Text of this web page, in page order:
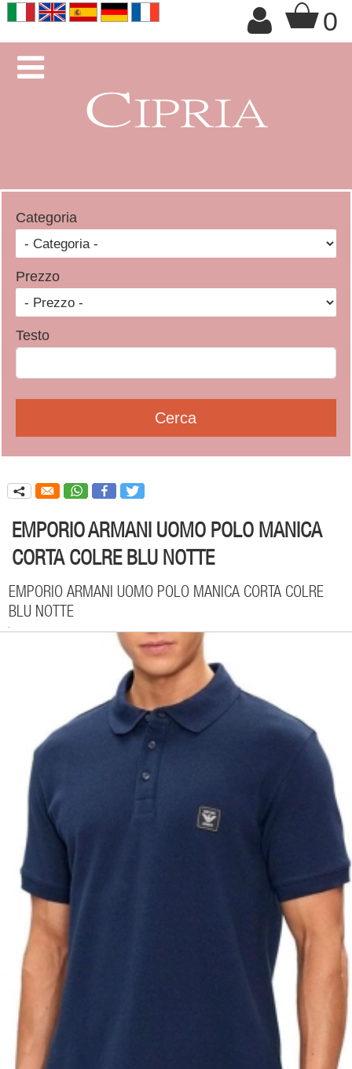
+0


Categoria
Prezzo
Testo
q
EMPORIO ARMANI UOMO POLO MANICA
CORTA COLRE BLU NOTTE
EMPORIO ARMANI UOMO POLO MANICA CORTA COLRE
BLU NOTTE